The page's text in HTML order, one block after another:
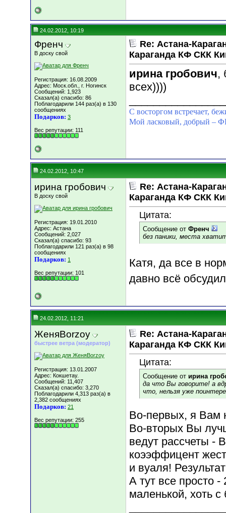
24.02.2012, 10:19
Френч
В доску свой
Регистрация: 16.08.2009
Адрес: Моск.обл., г. Ногинск
Сообщений: 1,923
Сказал(а) спасибо: 86
Поблагодарили 144 раз(а) в 130
сообщениях
Подарков: 3
Вес репутации: 111
Re: Астана-
Караганда КФ СКК
ирина гробович,
всех))))
С восторгом встречает,
Мой ласковый, добрый
24.02.2012, 10:47
ирина гробович
В доску свой
Регистрация: 19.01.2010
Адрес: Астана
Сообщений: 2,027
Сказал(а) спасибо: 93
Поблагодарили 121 раз(а) в 98
сообщениях
Подарков: 1
Вес репутации: 101
Re: Астана-
Караганда КФ СКК
Цитата:
Сообщение от Френч
без паники, места
Катя, да все в
давно всё
24.02.2012, 11:21
ЖеняBorzoy
быстрее ветра (модератор)
Регистрация: 13.01.2007
Адрес: Кокшетау.
Сообщений: 11,407
Сказал(а) спасибо: 3,270
Поблагодарили 4,313 раз(а) в
2,382 сообщениях
Подарков: 21
Вес репутации: 255
Re: Астана-
Караганда КФ СКК
Цитата:
Сообщение от ирина
да что Вы говорите! а
что, нельзя уже
Во-первых, я Вам
Во-вторых Вы
ведут рассчеты -
коээффицент
и вуаля!
А тут все просто -
маленькой, хоть